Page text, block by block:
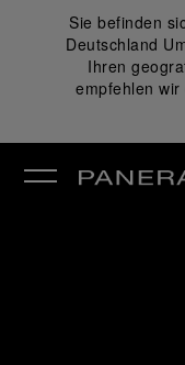
Sie befinden
Deutschland
Ihren
empfehlen